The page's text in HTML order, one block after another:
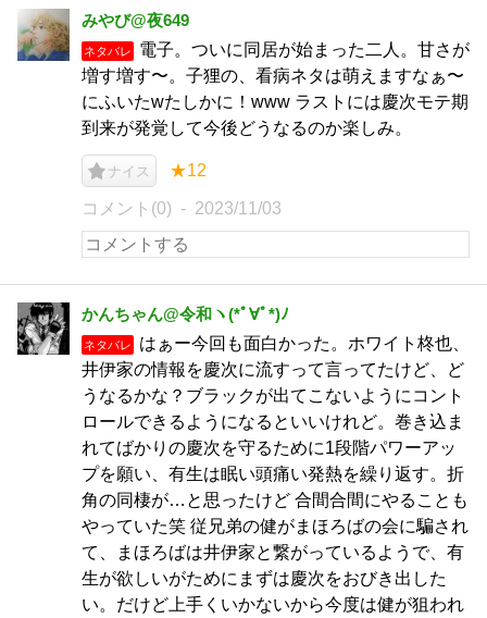
みやび@夜649
ネタバレ
電子。ついに同居が始まった二人。甘さが
増す増す〜。子狸の、看病ネタは萌えますなぁ〜
にふいたwたしかに！www ラストには慶次モテ期
到来が発覚して今後どうなるのか楽しみ。
ナイス ★12
コメント(0) 2023/11/03
かんちゃん@令和ヽ(*ﾟ∀ﾟ*)ﾉ
ネタバレ
はぁー今回も面白かった。ホワイト柊也、
井伊家の情報を慶次に流すって言ってたけど、ど
うなるかな？ブラックが出てこないようにコント
ロールできるようになるといいけれど。巻き込ま
れてばかりの慶次を守るために1段階パワーアッ
プを願い、有生は眠い頭痛い発熱を繰り返す。折
角の同棲が…と思ったけど 合間合間にやることも
やっていた笑 従兄弟の健がまほろばの会に騙され
て、まほろばは井伊家と繋がっているようで、有
生が欲しいがためにまずは慶次をおびき出した
い。だけど上手くいかないから今度は健が狙われ